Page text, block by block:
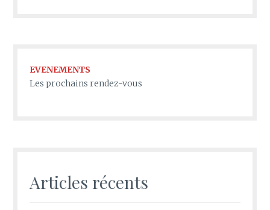
EVENEMENTS
Les prochains rendez-vous
Articles récents